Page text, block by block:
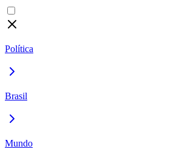
Política
Brasil
Mundo